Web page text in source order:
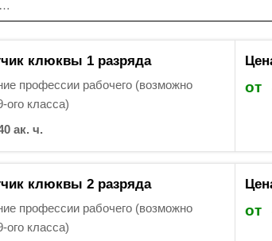
клюквы 1 разряда
профессии рабочего (возможно
ого класса)
ак. ч.
от
клюквы 2 разряда
профессии рабочего (возможно
ого класса)
от